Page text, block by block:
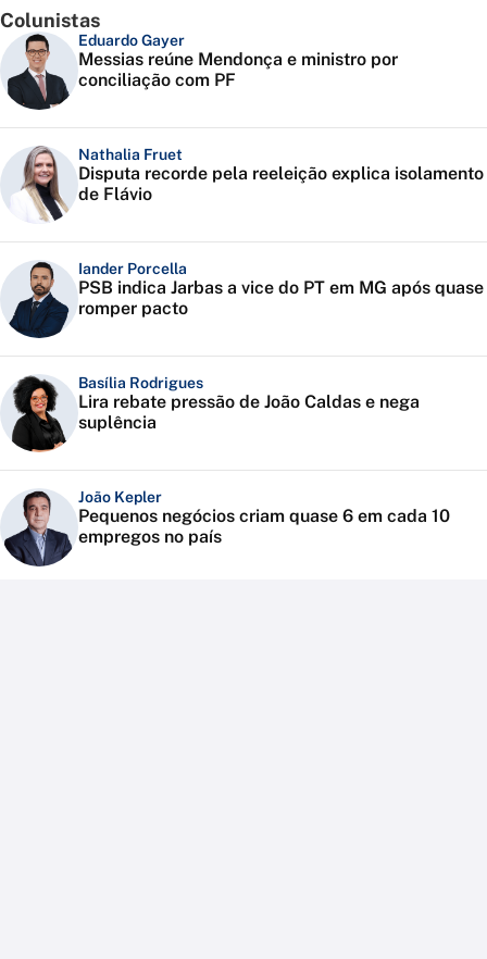
Colunistas
Eduardo Gayer
Messias reúne Mendonça e ministro por
conciliação com PF
Nathalia Fruet
Disputa recorde pela reeleição explica isolamento
de Flávio
Iander Porcella
PSB indica Jarbas a vice do PT em MG após quase
romper pacto
Basília Rodrigues
Lira rebate pressão de João Caldas e nega
suplência
João Kepler
Pequenos negócios criam quase 6 em cada 10
empregos no país